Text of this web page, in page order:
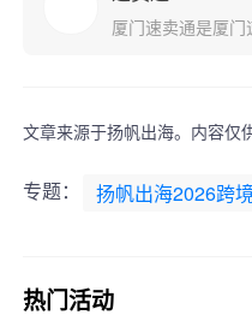
厦门速卖通是厦
研发的知识产权25
项。是中国电子商
局、甘肃临夏州商
瑰类产品，是一家
文章来源于扬帆出海。内容仅
专题： 扬帆出海2026跨
热门活动